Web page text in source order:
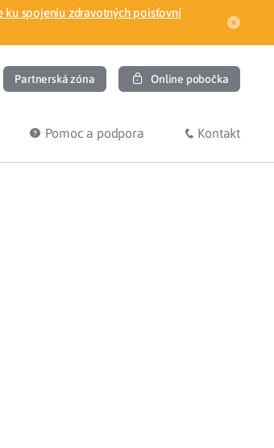
ku spojeniu zdravotných poisťovní
Partnerská zóna Online pobočka
Pomoc a podpora Kontakt